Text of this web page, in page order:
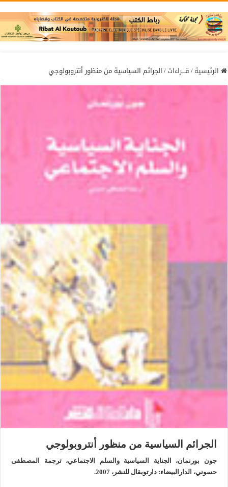
الرئيسية/قـــراءات/الجرائم السياسية من منظور أنتروبولوجي
الجرائم السياسية من منظور أنتروبولوجي
جون بورنمان، الجناية السياسية والسلم الاجتماعي، ترجمة المصطفى
حسوني، الدارالبيضاء: دارتوبقال للنشر، 2007.